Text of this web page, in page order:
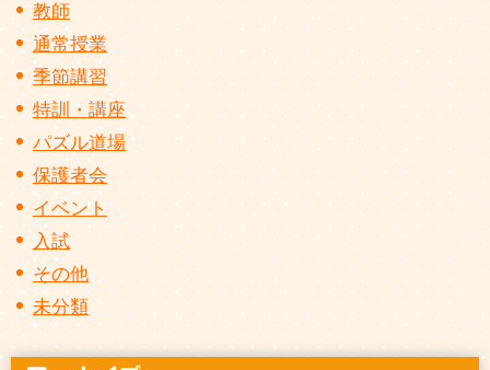
教師
通常授業
季節講習
特訓・講座
パズル道場
保護者会
イベント
入試
その他
未分類